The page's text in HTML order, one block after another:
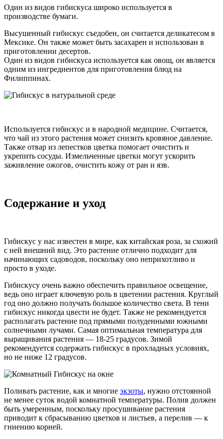
Один из видов гибискуса широко используется в
производстве бумаги.
Высушенный гибискус съедобен, он считается деликатесом в
Мексике. Он также может быть засахарен и использован в
приготовлении десертов.
Один из видов гибискуса используется как овощ, он является
одним из ингредиентов для приготовления блюд на
Филиппинах.
Используется гибискус и в народной медицине. Считается,
что чай из этого растения может снизить кровяное давление.
Также отвар из лепестков цветка помогает очистить и
укрепить сосуды. Измельченные цветки могут ускорить
заживление ожогов, очистить кожу от ран и язв.
Содержание и уход
Гибискус у нас известен в мире, как китайская роза, за схожий
с ней внешний вид. Это растение отлично подходит для
начинающих садоводов, поскольку оно неприхотливо и
просто в уходе.
Гибискусу очень важно обеспечить правильное освещение,
ведь оно играет ключевую роль в цветении растения. Круглый
год оно должно получать большое количество света. В тени
гибискус никогда цвести не будет. Также не рекомендуется
располагать растение под прямыми полуденными южными
солнечными лучами. Самая оптимальная температура для
выращивания растения — 18-25 градусов. Зимой
рекомендуется содержать гибискус в прохладных условиях,
но не ниже 12 градусов.
Поливать растение, как и многие экзоты, нужно отстоянной
не менее суток водой комнатной температуры. Полив должен
быть умеренным, поскольку просушивание растения
приводит к сбрасыванию цветков и листьев, а перелив — к
гниению корней.